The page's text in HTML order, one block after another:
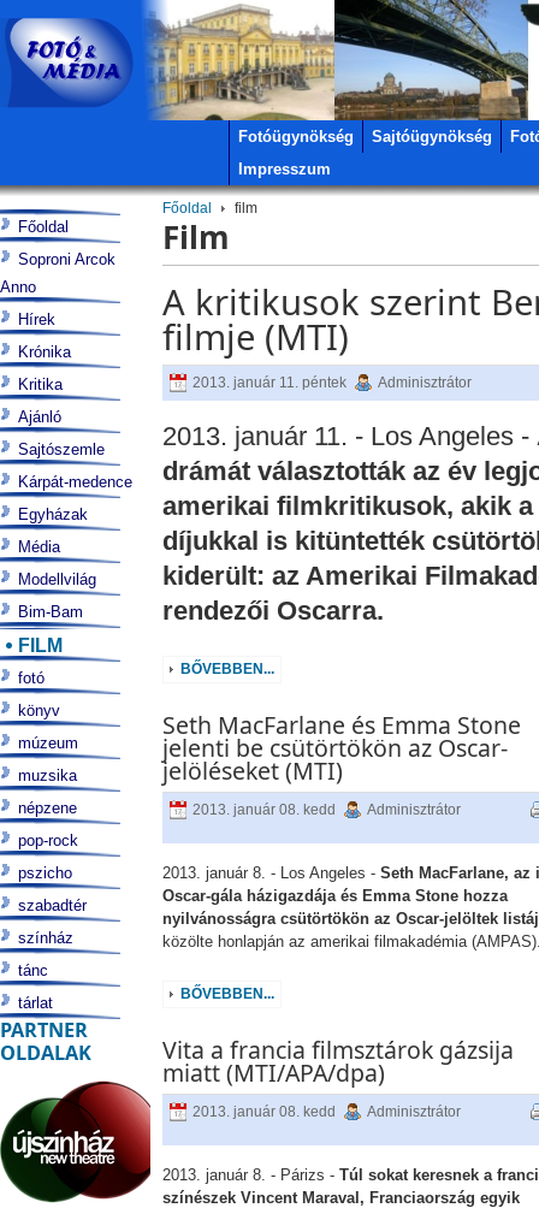
Fotóügynökség Sajtóügynökség
Impresszum
Főoldal film
Film
A kritikusok szerint
filmje (MTI)
2013. január 11. péntek Adminisztrátor
2013. január 11. - Los Angeles -
drámát választották az év
amerikai filmkritikusok, akik
díjukkal is kitüntették
kiderült: az Amerikai
rendezői Oscarra.
BŐVEBBEN...
Seth MacFarlane és Emma Stone
jelenti be csütörtökön az Oscar-
jelöléseket (MTI)
2013. január 08. kedd Adminisztrátor
2013. január 8. - Los Angeles - Seth MacFarlane, az
Oscar-gála házigazdája és Emma Stone hozza
nyilvánosságra csütörtökön az Oscar-jelöltek
közölte honlapján az amerikai filmakadémia
BŐVEBBEN...
Vita a francia filmsztárok gázsija
miatt (MTI/APA/dpa)
2013. január 08. kedd Adminisztrátor
2013. január 8. - Párizs - Túl sokat keresnek a
színészek Vincent Maraval, Franciaország egyik
Főoldal
Soproni Arcok
Anno
Hírek
Krónika
Kritika
Ajánló
Sajtószemle
Kárpát-medence
Egyházak
Média
Modellvilág
Bim-Bam
FILM
fotó
könyv
múzeum
muzsika
népzene
pop-rock
pszicho
szabadtér
színház
tánc
tárlat
PARTNER
OLDALAK